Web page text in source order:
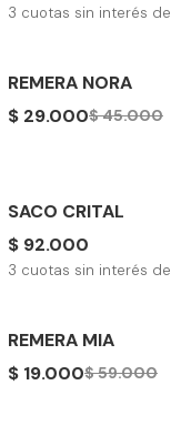
3 cuotas sin interés de
REMERA NORA
$ 29.000$ 45.000
SACO CRITAL
$ 92.000
3 cuotas sin interés de
REMERA MIA
$ 19.000$ 59.000